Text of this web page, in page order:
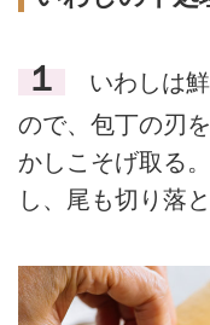
１
いわしは鮮
ので、包丁の刃
かしこそげ取る
し、尾も切り落と